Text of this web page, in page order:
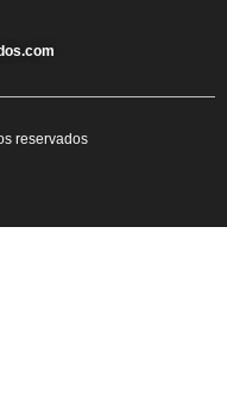
reservados